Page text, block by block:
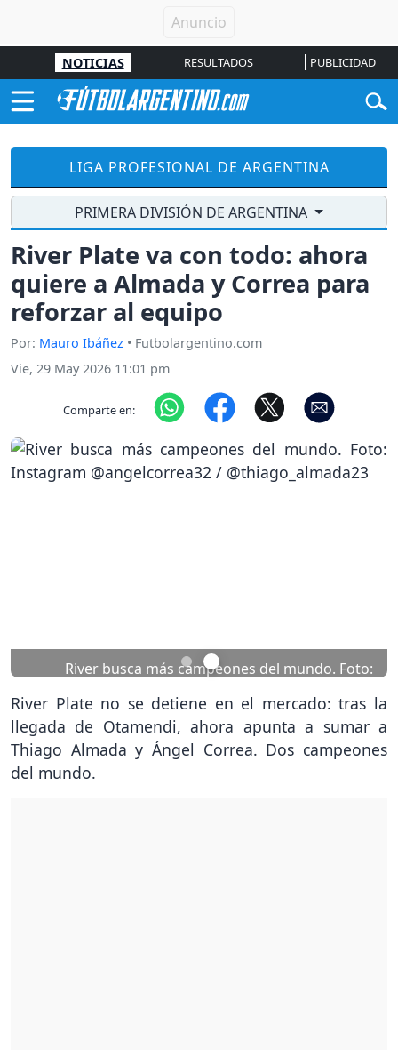
NOTICIAS RESULTADOS PUBLICIDAD
LIGA PROFESIONAL DE ARGENTINA
PRIMERA DIVISIÓN DE ARGENTINA
River Plate va con todo: ahora
quiere a Almada y Correa para
reforzar al equipo
Por: Mauro Ibáñez • Futbolargentino.com
Vie, 29 May 2026 11:01 pm
Comparte en:
River busca más campeones del mundo. Foto:
River Plate no se detiene en el mercado: tras la
llegada de Otamendi, ahora apunta a sumar a
Thiago Almada y Ángel Correa. Dos campeones
del mundo.